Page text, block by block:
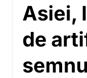
Asiei,
de